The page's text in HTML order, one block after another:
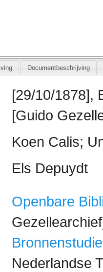
Documentbeschrijving
[29/10/1878],
[Guido
Koen Calis;
Els Depuydt
Openbare
Bronnenstudie
Nederlandse